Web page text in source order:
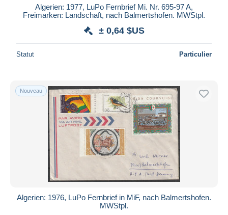
Algerien: 1977, LuPo Fernbrief Mi. Nr. 695-97 A,
Freimarken: Landschaft, nach Balmertshofen. MWStpl.
± 0,64 $US
Statut Particulier
Nouveau
Algerien: 1976, LuPo Fernbrief in MiF, nach Balmertshofen.
MWStpl.